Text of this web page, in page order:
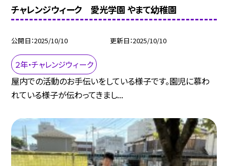
チャレンジウィーク 愛光学園 やまて幼稚園
公開日 2025/10/10 更新日 2025/10/10
２年・チャレンジウィーク
屋内での活動のお手伝いをしている様子です。園児に慕わ
れている様子が伝わってきまし...